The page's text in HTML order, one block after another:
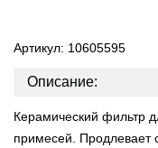
Артикул: 10605595
Описание:
Керамический фильтр
примесей. Продлевает